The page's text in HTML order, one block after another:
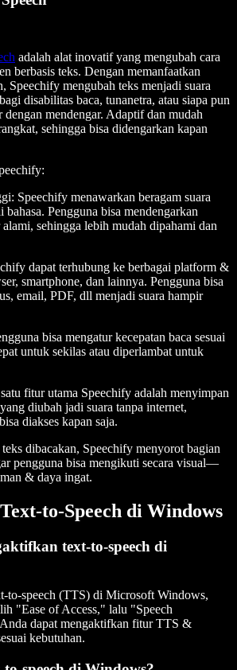
adalah alat inovatif yang mengubah cara
berbasis teks. Dengan memanfaatkan
Speechify mengubah teks menjadi suara
disabilitas baca, tunanetra, atau siapa pun
dengan mendengar. Adaptif dan mudah
sehingga bisa didengarkan kapan
:
: Speechify menawarkan beragam suara
bahasa. Pengguna bisa mendengarkan
alami, sehingga lebih mudah dipahami dan
dapat terhubung ke berbagai platform &
smartphone, dan lainnya. Pengguna bisa
email, PDF, dll menjadi suara hampir
bisa mengatur kecepatan baca sesuai
untuk sekilas atau diperlambat untuk
fitur utama Speechify adalah menyimpan
diubah jadi suara tanpa internet,
diakses kapan saja.
teks dibacakan, Speechify menyorot bagian
pengguna bisa mengikuti secara visual—
& daya ingat.
to-Speech di Windows
text-to-speech di
to-speech (TTS) di Microsoft Windows,
"Ease of Access," lalu "Speech
dapat mengaktifkan fitur TTS &
kebutuhan.